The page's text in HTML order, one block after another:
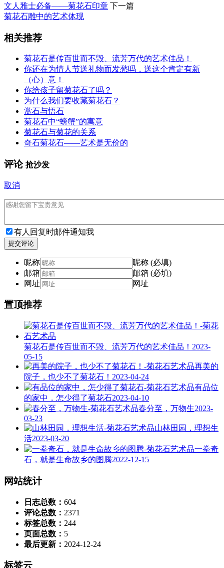
文人雅士必备——菊花石印章 下一篇
菊花石雕中的艺术体现
相关推荐
菊花石是传百世而不毁、流芳万代的艺术佳品！
你还在为情人节送礼物而发愁吗，送这个肯定有新
（心）意！
你给孩子留菊花石了吗？
为什么我们要收藏菊花石？
赏石与悟石
菊花石中“螃蟹”的寓意
菊花石与菊花的关系
奇石菊花石——艺术是无价的
评论 抢沙发
取消
有人回复时邮件通知我
提交评论
昵称
昵称 (必填)
邮箱
邮箱 (必填)
网址
网址
置顶推荐
菊花石是传百世而不毁、流芳万代的艺术佳品！ 2023-
05-15
再美的
院子，也少不了菊花石！ 2023-04-24
有品位
的家中，怎少得了菊花石2023-04-10
春分至，万物生2023-
03-23
山林田园，理想生
活2023-03-20
一拳奇
石，就是生命故乡的图腾2022-12-15
网站统计
日志总数： 604
评论总数： 2371
标签总数： 244
页面总数： 5
最后更新： 2024-12-24
标签云